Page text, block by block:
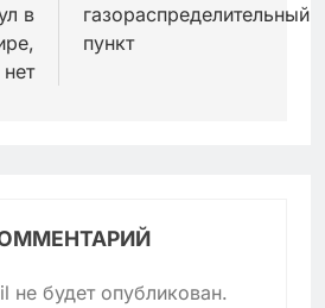
в
газораспределительный
пункт
не будет опубликован.